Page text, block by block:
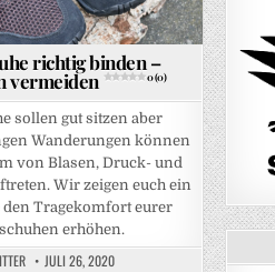
richtig binden –
vermeiden 0 (0)
sollen gut sitzen aber
Wanderungen können
von Blasen, Druck- und
Wir zeigen euch ein
den Tragekomfort eurer
erhöhen.
JULI 26, 2020